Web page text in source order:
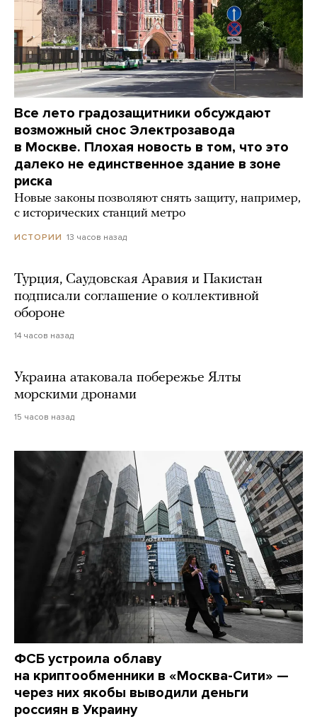
Все лето градозащитники обсуждают
возможный снос Электрозавода
в Москве. Плохая новость в том, что это
далеко не единственное здание в зоне
риска
Новые законы позволяют снять защиту, например,
с исторических станций метро
ИСТОРИИ 13 часов назад
Турция, Саудовская Аравия и Пакистан
подписали соглашение о коллективной
обороне
14 часов назад
Украина атаковала побережье Ялты
морскими дронами
15 часов назад
ФСБ устроила облаву
на криптообменники в «Москва-Сити» —
через них якобы выводили деньги
россиян в Украину